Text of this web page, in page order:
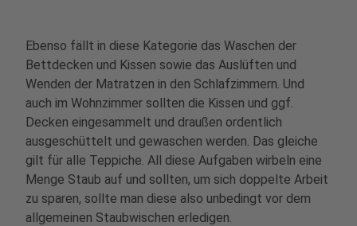
Ebenso fällt in diese Kategorie das Waschen der
Bettdecken und Kissen sowie das Auslüften und
Wenden der Matratzen in den Schlafzimmern. Und
auch im Wohnzimmer sollten die Kissen und ggf.
Decken eingesammelt und draußen ordentlich
ausgeschüttelt und gewaschen werden. Das gleiche
gilt für alle Teppiche. All diese Aufgaben wirbeln eine
Menge Staub auf und sollten, um sich doppelte Arbeit
zu sparen, sollte man diese also unbedingt vor dem
allgemeinen Staubwischen erledigen.